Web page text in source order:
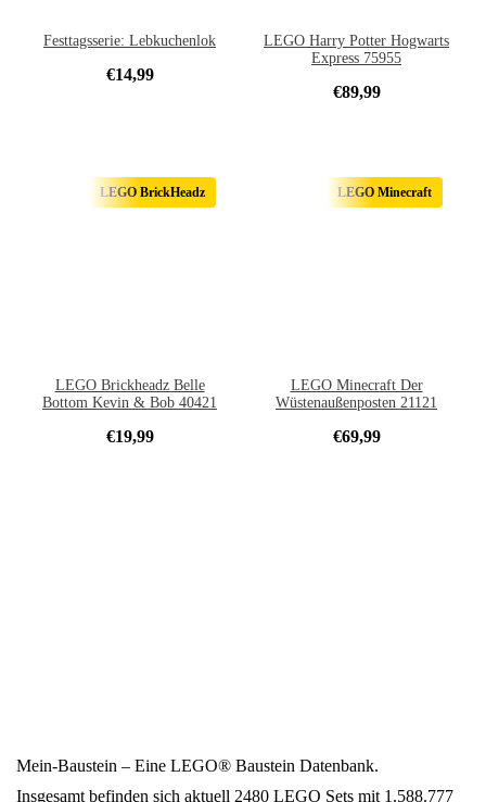
Festtagsserie: Lebkuchenlok
€14,99
LEGO Harry Potter Hogwarts
Express 75955
€89,99
LEGO BrickHeadz
LEGO Brickheadz Belle
Bottom Kevin & Bob 40421
€19,99
LEGO Minecraft
LEGO Minecraft Der
Wüstenaußenposten 21121
€69,99
Mein-Baustein – Eine LEGO® Baustein Datenbank.
Insgesamt befinden sich aktuell 2480 LEGO Sets mit 1.588.777